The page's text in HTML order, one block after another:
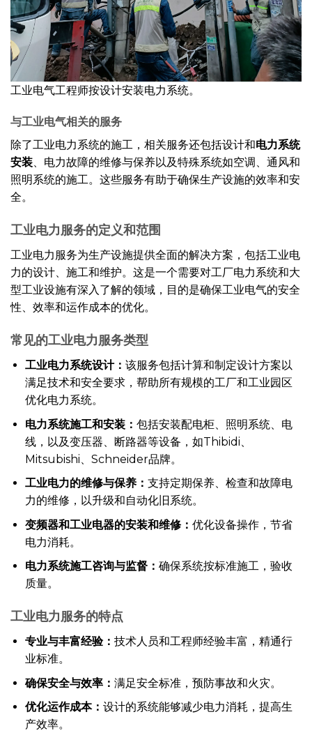
工业电气工程师按设计安装电力系统。
与工业电气相关的服务
除了工业电力系统的施工，相关服务还包括设计和电力系统
安装、电力故障的维修与保养以及特殊系统如空调、通风和
照明系统的施工。这些服务有助于确保生产设施的效率和安
全。
工业电力服务的定义和范围
工业电力服务为生产设施提供全面的解决方案，包括工业电
力的设计、施工和维护。这是一个需要对工厂电力系统和大
型工业设施有深入了解的领域，目的是确保工业电气的安全
性、效率和运作成本的优化。
常见的工业电力服务类型
工业电力系统设计： 该服务包括计算和制定设计方案以
满足技术和安全要求，帮助所有规模的工厂和工业园区
优化电力系统。
电力系统施工和安装： 包括安装配电柜、照明系统、电
线，以及变压器、断路器等设备，如Thibidi、
Mitsubishi、Schneider品牌。
工业电力的维修与保养： 支持定期保养、检查和故障电
力的维修，以升级和自动化旧系统。
变频器和工业电器的安装和维修： 优化设备操作，节省
电力消耗。
电力系统施工咨询与监督： 确保系统按标准施工，验收
质量。
工业电力服务的特点
专业与丰富经验： 技术人员和工程师经验丰富，精通行
业标准。
确保安全与效率： 满足安全标准，预防事故和火灾。
优化运作成本： 设计的系统能够减少电力消耗，提高生
产效率。